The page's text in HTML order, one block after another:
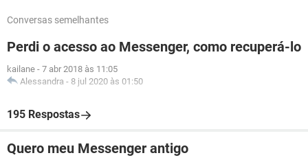
Conversas semelhantes
Perdi o acesso ao Messenger, como recuperá-lo
kailane - 7 abr 2018 às 11:05
Alessandra - 8 jul 2020 às 01:50
195 Respostas
Quero meu Messenger antigo